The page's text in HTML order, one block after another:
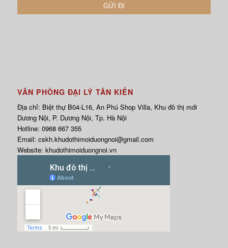
VĂN PHÒNG ĐẠI LÝ TÂN KIẾN
Địa chỉ: Biệt thự B04-L16, An Phú Shop Villa, Khu đô thị mới
Dương Nội, P. Dương Nội, Tp. Hà Nội
Hotline: 0968 667 355
Email: cskh.khudothimoiduongnoi@gmail.com
Website: khudothimoiduongnoi.vn